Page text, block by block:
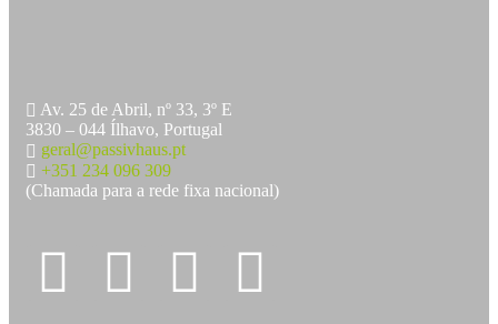
Av. 25 de Abril, nº 33, 3º E
3830 – 044 Ílhavo, Portugal
geral@passivhaus.pt
+351 234 096 309
(Chamada para a rede fixa nacional)